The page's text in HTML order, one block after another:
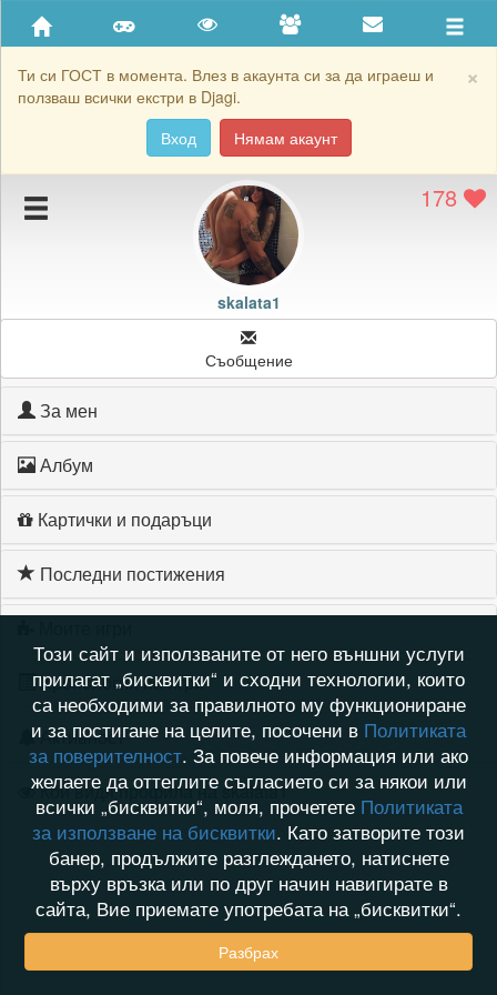
×
Ти си ГОСТ в момента. Влез в акаунта си за да играеш и
ползваш всички екстри в Djagi.
Вход
Нямам акаунт
Приятели
Хронология на игри
Подаръците на skalata1
Картичките на skalata1
178
skalata1
Съобщение
За мен
Албум
Картички и подаръци
Последни постижения
Хронология на игри
Активност
Кой видя профила на skalata1
Този сайт и използваните от него външни услуги
прилагат „бисквитки“ и сходни технологии, които
са необходими за правилното му функциониране
и за постигане на целите, посочени в Политиката
за поверителност. За повече информация или ако
желаете да оттеглите съгласието си за някои или
всички „бисквитки“, моля, прочетете Политиката
за използване на бисквитки. Като затворите този
банер, продължите разглеждането, натиснете
върху връзка или по друг начин навигирате в
сайта, Вие приемате употребата на „бисквитки“.
Разбрах